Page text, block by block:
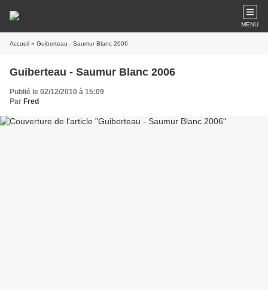
MENU
Accueil » Guiberteau - Saumur Blanc 2006
Guiberteau - Saumur Blanc 2006
Publié le 02/12/2010 à 15:09
Par Fred